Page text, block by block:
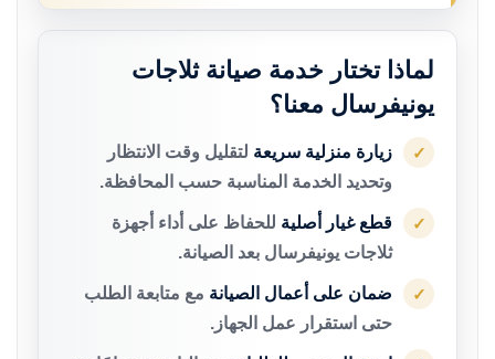
لماذا تختار خدمة صيانة ثلاجات
يونيفرسال معنا؟
✓ زيارة منزلية سريعة لتقليل وقت الانتظار
وتحديد الخدمة المناسبة حسب المحافظة.
✓ قطع غيار أصلية للحفاظ على أداء أجهزة
ثلاجات يونيفرسال بعد الصيانة.
✓ ضمان على أعمال الصيانة مع متابعة الطلب
حتى استقرار عمل الجهاز.